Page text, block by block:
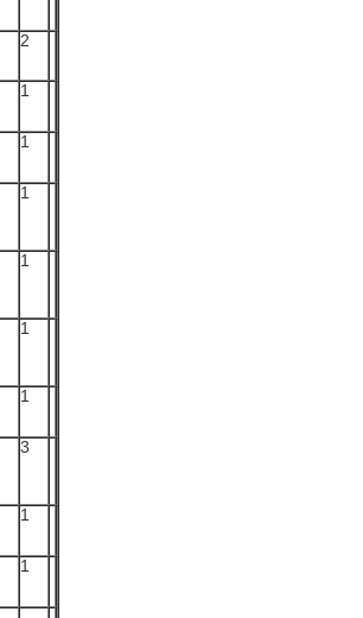
2
1
1
1
1
1
1
3
1
1